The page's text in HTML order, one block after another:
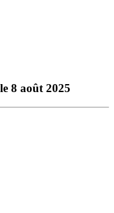
8 août 2025